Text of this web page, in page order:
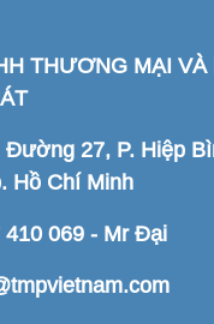
THƯƠNG MẠI VÀ
27, P. Hiệp
Hồ Chí Minh
410 069 - Mr Đại